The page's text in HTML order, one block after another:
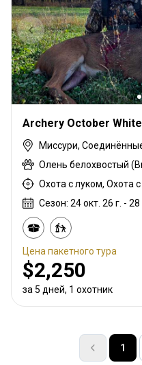
Archery October
Миссури,
Олень белохвостый
Охота с луком, Охота
Сезон: 24 окт. 26 г. - 28
Цена пакетного тура
$2,250
за 5 дней, 1 охотник
1